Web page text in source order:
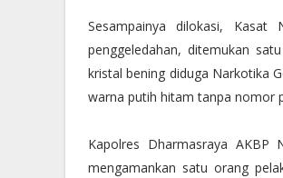
Sesampainya dilokasi, Kasat
penggeledahan, ditemukan
kristal bening diduga Narkotika
warna putih hitam tanpa nomor
Kapolres Dharmasraya AKBP
mengamankan satu orang